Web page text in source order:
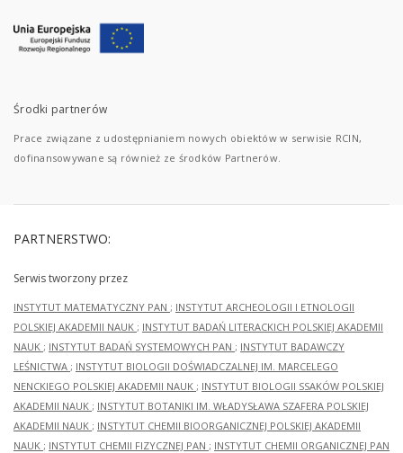
Środki partnerów
Prace związane z udostępnianiem nowych obiektów w serwisie RCIN,
dofinansowywane są również ze środków Partnerów.
PARTNERSTWO:
Serwis tworzony przez
INSTYTUT MATEMATYCZNY PAN ; INSTYTUT ARCHEOLOGII I ETNOLOGII
POLSKIEJ AKADEMII NAUK ; INSTYTUT BADAŃ LITERACKICH POLSKIEJ AKADEMII
NAUK ; INSTYTUT BADAŃ SYSTEMOWYCH PAN ; INSTYTUT BADAWCZY
LEŚNICTWA ; INSTYTUT BIOLOGII DOŚWIADCZALNEJ IM. MARCELEGO
NENCKIEGO POLSKIEJ AKADEMII NAUK ; INSTYTUT BIOLOGII SSAKÓW POLSKIEJ
AKADEMII NAUK ; INSTYTUT BOTANIKI IM. WŁADYSŁAWA SZAFERA POLSKIEJ
AKADEMII NAUK ; INSTYTUT CHEMII BIOORGANICZNEJ POLSKIEJ AKADEMII
NAUK ; INSTYTUT CHEMII FIZYCZNEJ PAN ; INSTYTUT CHEMII ORGANICZNEJ PAN